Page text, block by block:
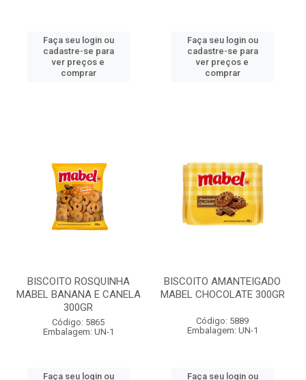
Faça seu login ou
cadastre-se para
ver preços e
comprar
Faça seu login ou
cadastre-se para
ver preços e
comprar
BISCOITO ROSQUINHA
MABEL BANANA E CANELA
300GR
Código: 5865
Embalagem: UN-1
Faça seu login ou
BISCOITO AMANTEIGADO
MABEL CHOCOLATE 300GR
Código: 5889
Embalagem: UN-1
Faça seu login ou